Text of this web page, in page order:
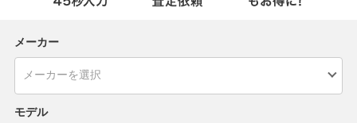
メーカー
モデル